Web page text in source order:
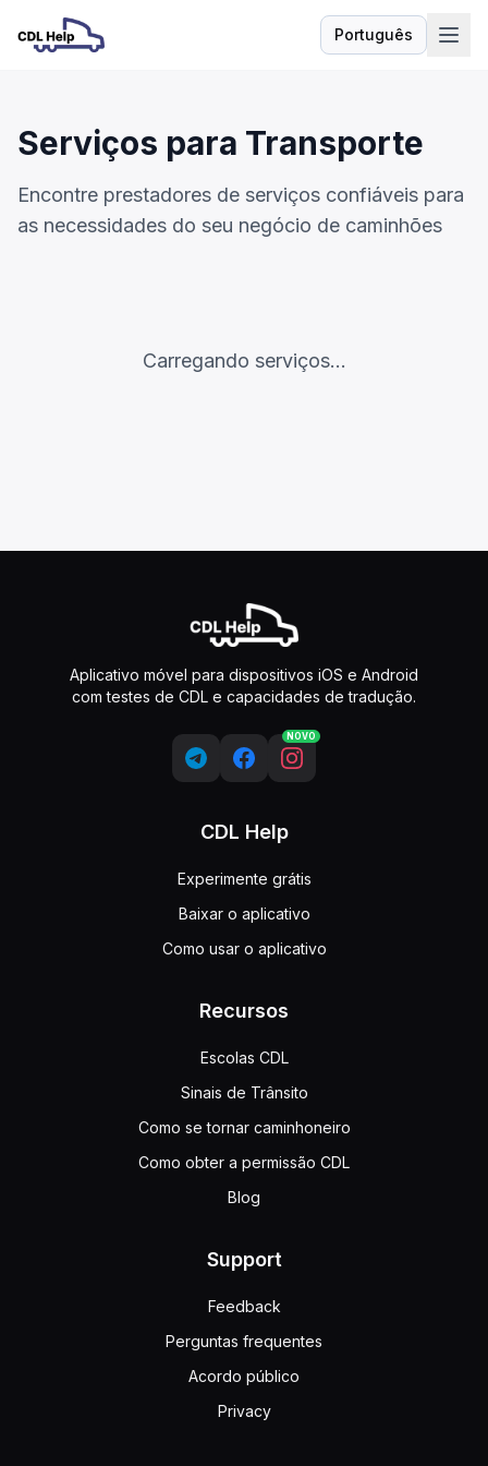
Português
Idioma
Serviços para Transporte
Encontre prestadores de serviços confiáveis para
as necessidades do seu negócio de caminhões
Carregando serviços...
Aplicativo móvel para dispositivos iOS e Android
com testes de CDL e capacidades de tradução.
NOVO
CDL Help
Experimente grátis
Baixar o aplicativo
Como usar o aplicativo
Recursos
Escolas CDL
Sinais de Trânsito
Como se tornar caminhoneiro
Como obter a permissão CDL
Blog
Support
Feedback
Perguntas frequentes
Acordo público
Privacy